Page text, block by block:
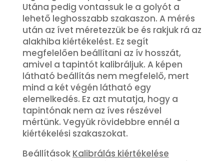
Utána pedig vontassuk le a golyót a
lehető leghosszabb szakaszon. A mérés
után az ívet méretezzük be és rakjuk rá az
alakhiba kiértékelést. Ez segít
megfelelően beállítani az ív hosszát,
amivel a tapintót kalibráljuk. A képen
látható beállítás nem megfelelő, mert
mind a két végén látható egy
elemelkedés. Ez azt mutatja, hogy a
tapintónak nem az íves részével
mértünk. Vegyük rövidebbre ennél a
kiértékelési szakaszokat.
Beállítások Kalibrálás kiértékelése